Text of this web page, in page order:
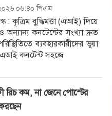
০৬:৪০ পিএম
: কৃত্রিম বুদ্ধিমত্তা (এআই) দিয়ে
অন্যান্য কনটেন্টের সংখ্যা দ্রুত
ব্যবহারকারীদের ভুয়া
এআই কনটেন্ট সহজে
রিচ কম, না জেনে পোস্টের